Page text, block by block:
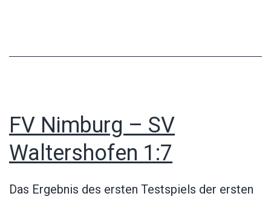
FV Nimburg – SV
Waltershofen 1:7
Das Ergebnis des ersten Testspiels der ersten